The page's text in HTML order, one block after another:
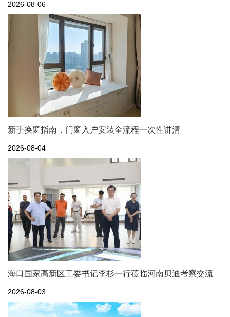
2026-08-06
新手换窗指南，门窗入户安装全流程一次性讲清
2026-08-04
海口国家高新区工委书记李杉一行莅临河南贝迪考察交流
2026-08-03